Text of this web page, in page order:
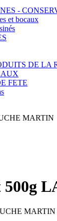
-
et bocaux
DE LA
FETE
MARTIN
500g